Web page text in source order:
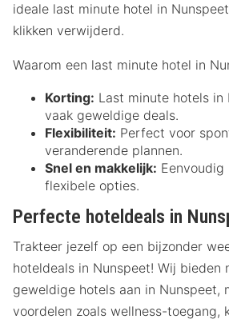
ideale last minute hotel in
klikken verwijderd.
Waarom een last minute hotel in
Korting: Last minute hotels in
vaak geweldige deals.
Flexibiliteit: Perfect voor
veranderende plannen.
Snel en makkelijk: Eenvoudig
flexibele opties.
Perfecte hoteldeals in
Trakteer jezelf op een bijzonder
hoteldeals in Nunspeet! Wij bieden
geweldige hotels aan in Nunspeet,
voordelen zoals wellness-toegang,